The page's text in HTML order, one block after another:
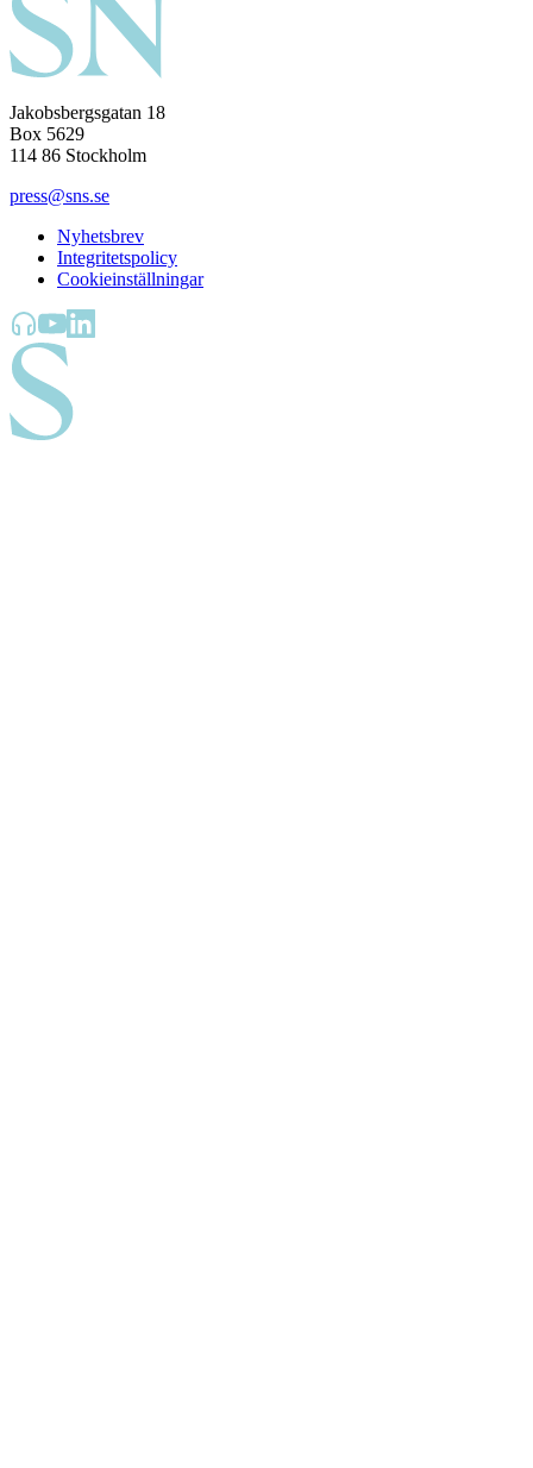
Jakobsbergsgatan 18
Box 5629
114 86 Stockholm
press@sns.se
Nyhetsbrev
Integritetspolicy
Cookieinställningar